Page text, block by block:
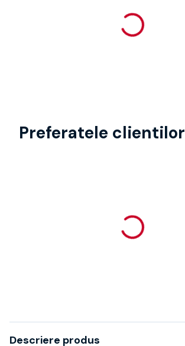
Preferatele clientilor
Descriere produs